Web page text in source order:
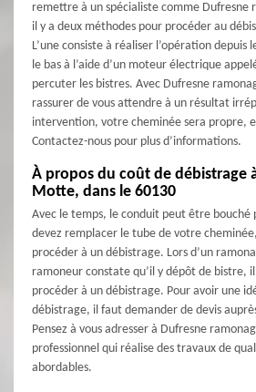
remettre à un spécialiste comme Dufresne
il y a deux méthodes pour procéder au
L’une consiste à réaliser l’opération depuis
le bas à l’aide d’un moteur électrique
percuter les bistres. Avec Dufresne
rassurer de vous attendre à un résultat
intervention, votre cheminée sera propre,
Contactez-nous pour plus d’informations.
À propos du coût de débistrage
Motte, dans le 60130
Avec le temps, le conduit peut être bouché
devez remplacer le tube de votre
procéder à un débistrage. Lors d’un
ramoneur constate qu’il y dépôt de bistre,
procéder à un débistrage. Pour avoir une
débistrage, il faut demander de devis
Pensez à vous adresser à Dufresne
professionnel qui réalise des travaux de
abordables.